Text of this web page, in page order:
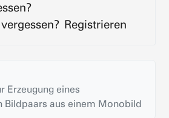
Registrieren
Erzeugung eines
Bildpaars aus einem Monobild